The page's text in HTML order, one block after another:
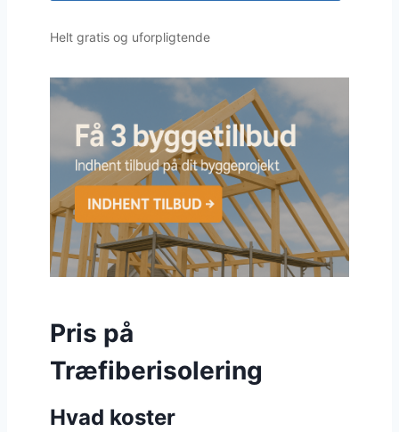
Helt gratis og uforpligtende
Pris på
Træfiberisolering
Hvad koster